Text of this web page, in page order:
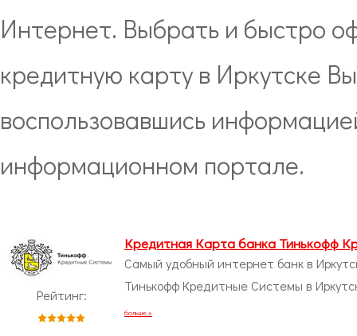
Интернет. Выбрать и быстро
кредитную карту в Иркутске
воспользовавшись
информационном портале.
Рейтинг:
Кредитная Карта банка Тинькофф
Самый удобный интернет банк в
Тинькофф Кредитные Системы в
больше »